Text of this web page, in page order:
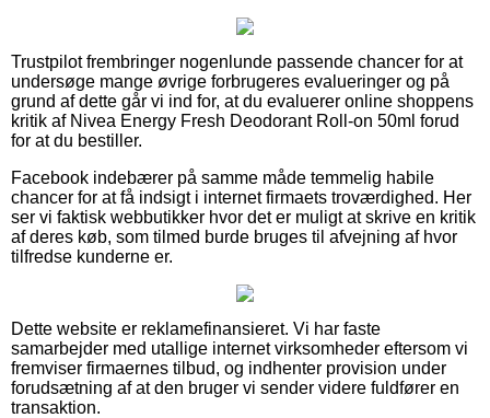
Trustpilot frembringer nogenlunde passende chancer for at
undersøge mange øvrige forbrugeres evalueringer og på
grund af dette går vi ind for, at du evaluerer online shoppens
kritik af Nivea Energy Fresh Deodorant Roll-on 50ml forud
for at du bestiller.
Facebook indebærer på samme måde temmelig habile
chancer for at få indsigt i internet firmaets troværdighed. Her
ser vi faktisk webbutikker hvor det er muligt at skrive en kritik
af deres køb, som tilmed burde bruges til afvejning af hvor
tilfredse kunderne er.
Dette website er reklamefinansieret. Vi har faste
samarbejder med utallige internet virksomheder eftersom vi
fremviser firmaernes tilbud, og indhenter provision under
forudsætning af at den bruger vi sender videre fuldfører en
transaktion.